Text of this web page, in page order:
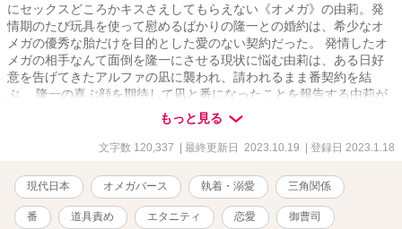
にセックスどころかキスさえしてもらえない《オメガ》の由莉。発
情期のたび玩具を使って慰めるばかりの隆一との婚約は、希少なオ
メガの優秀な胎だけを目的とした愛のない契約だった。 発情したオ
メガの相手なんて面倒を隆一にさせる現状に悩む由莉は、ある日好
意を告げてきたアルファの凪に襲われ、請われるまま番契約を結
ぶ。 隆一の喜ぶ顔を期待して凪と番になったことを報告する由莉が
目にしたのは、自身に興味などないと思っていた婚約者の異常なほ
どの執着と底無しの愛憎だった。 ぼろぼろ泣きながら由莉を手酷く
抱く隆一は、何度も何度も項を噛む。 「──俺の方がずっと愛して
投稿しております ※第16回恋愛小説大賞にエントリーしておりま
す。よろしくお願いします。→奨励賞をいただきました！たくさん
の応援や投票、ありがとうございました！
もっと見る
文字数 120,337 | 最終更新日 2023.10.19 | 登録日 2023.1.18
現代日本 オメガバース 執着・溺愛 三角関係
番 道具責め エタニティ 恋愛 御曹司